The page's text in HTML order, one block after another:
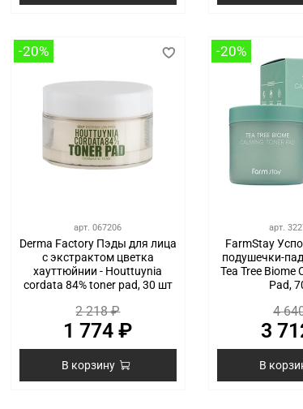
-20%
арт.067206
Derma Factory Пэды для лица
с экстрактом цветка
хауттюйнии - Houttuynia
cordata 84% toner pad, 30 шт
2 218 ₽
1 774 ₽
В корзину
-20%
арт.
FarmStay
подушечки-
Tea Tree Biome
Pad,
4
3
В